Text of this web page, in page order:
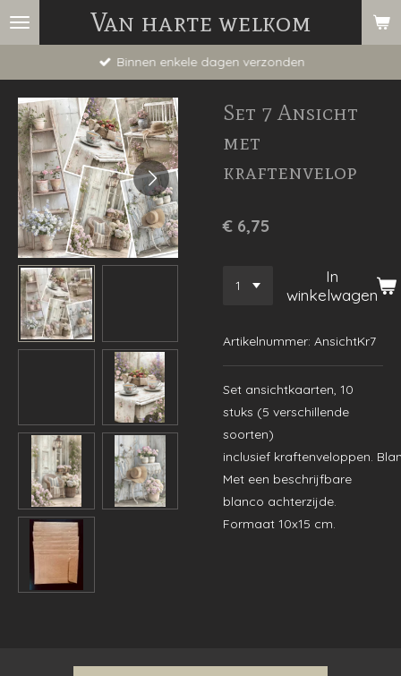
Ga
hoofdinhoud
Van harte welkom
Binnen enkele dagen verzonden
Set 7 Ansicht
met
kraftenvelop
€ 6,75
In
winkelwagen
Artikelnummer: AnsichtKr7
Set ansichtkaarten, 10
stuks (5 verschillende
soorten)
inclusief kraftenveloppen.
Met een beschrijfbare
blanco achterzijde.
Formaat 10x15 cm.